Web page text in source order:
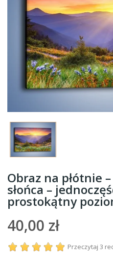
Obraz na płótnie
słońca –
prostokątny
40,00 zł
Przeczytaj 3